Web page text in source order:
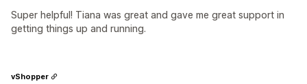
Super helpful! Tiana was great and gave me great support in
getting things up and running.
vShopper